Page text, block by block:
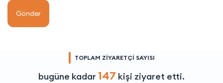
Gönder
TOPLAM ZİYARETÇİ SAYISI
bugüne kadar 147 kişi ziyaret etti.